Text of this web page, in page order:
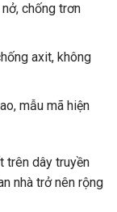
chống trơn
axit, không
mẫu mã hiện
trên dây truyền
nhà trở nên rộng